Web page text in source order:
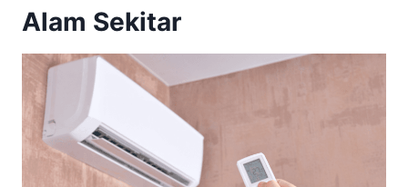
Alam Sekitar